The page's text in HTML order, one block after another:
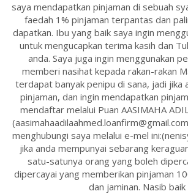
saya mendapatkan pinjaman di sebuah
faedah 1% pinjaman terpantas dan
dapatkan. Ibu yang baik saya ingin
untuk mengucapkan terima kasih dan
anda. Saya juga ingin menggunakan
memberi nasihat kepada rakan-rakan
terdapat banyak penipu di sana, jadi jika
pinjaman, dan ingin mendapatkan
mendaftar melalui Puan AASIMAHA
menghubungi saya melalui e-mel
jika anda mempunyai sebarang
satu-satunya orang yang boleh
dipercayai yang memberikan pinjaman
dan jaminan. Nasib baik